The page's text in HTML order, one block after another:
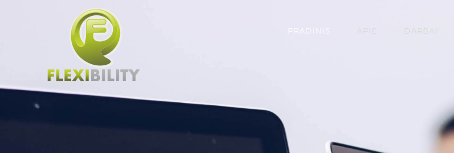
PRADINIS APIE DARBAI